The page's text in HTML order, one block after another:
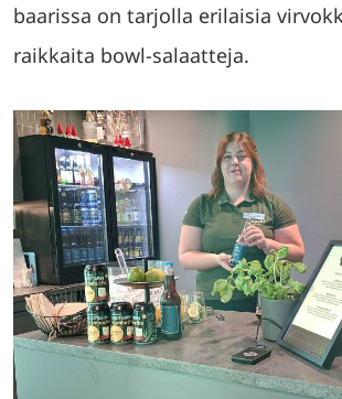
baarissa on tarjolla erilaisia
raikkaita bowl-salaatteja.